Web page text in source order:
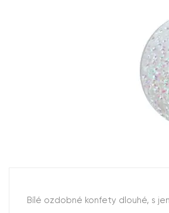
Bílé ozdobné konfety dlouhé, s